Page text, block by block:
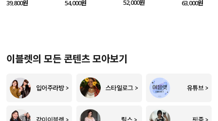
39,800원 54,000원 52,000원 63,000원
이블렛의 모든 콘텐츠 모아보기